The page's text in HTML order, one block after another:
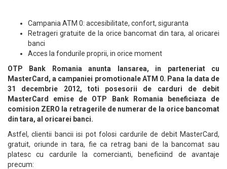
Campania ATM 0: accesibilitate, confort, siguranta
Retrageri gratuite de la orice bancomat din tara, al oricarei
banci
Acces la fondurile proprii, in orice moment
OTP Bank Romania anunta lansarea, in parteneriat cu
MasterCard, a campaniei promotionale ATM 0. Pana la data de
31 decembrie 2012, toti posesorii de carduri de debit
MasterCard emise de OTP Bank Romania beneficiaza de
comision ZERO la retragerile de numerar de la orice bancomat
din tara, al oricarei banci.
Astfel, clientii bancii isi pot folosi cardurile de debit MasterCard,
gratuit, oriunde in tara, fie ca retrag bani de la bancomat sau
platesc cu cardurile la comercianti, beneficiind de avantaje
precum: